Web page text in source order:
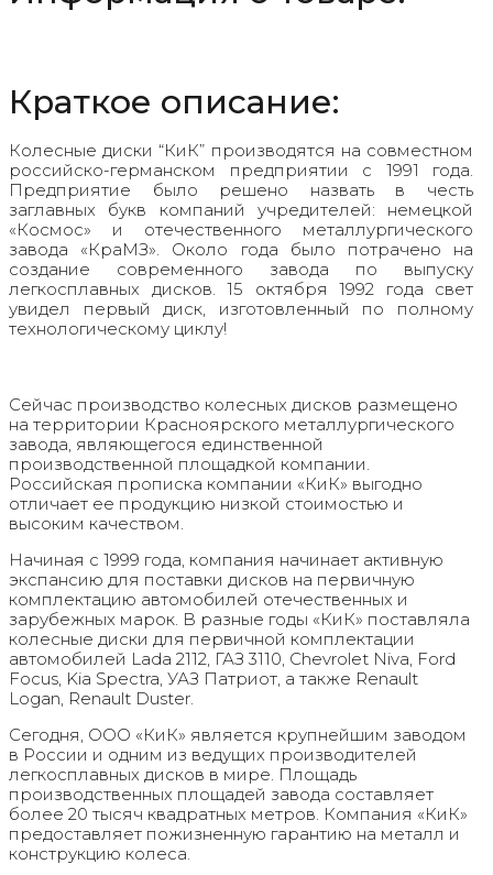
Краткое описание:
Колесные диски “КиК” производятся на совместном
российско-германском предприятии с 1991 года.
Предприятие было решено назвать в честь
заглавных букв компаний учредителей: немецкой
«Космос» и отечественного металлургического
завода «КраМЗ». Около года было потрачено на
создание современного завода по выпуску
легкосплавных дисков. 15 октября 1992 года свет
увидел первый диск, изготовленный по полному
технологическому циклу!
Сейчас производство колесных дисков размещено
на территории Красноярского металлургического
завода, являющегося единственной
производственной площадкой компании.
Российская прописка компании «КиК» выгодно
отличает ее продукцию низкой стоимостью и
высоким качеством.
Начиная с 1999 года, компания начинает активную
экспансию для поставки дисков на первичную
комплектацию автомобилей отечественных и
зарубежных марок. В разные годы «КиК» поставляла
колесные диски для первичной комплектации
автомобилей Lada 2112, ГАЗ 3110, Chevrolet Niva, Ford
Focus, Kia Spectra, УАЗ Патриот, а также Renault
Logan, Renault Duster.
Сегодня, ООО «КиК» является крупнейшим заводом
в России и одним из ведущих производителей
легкосплавных дисков в мире. Площадь
производственных площадей завода составляет
более 20 тысяч квадратных метров. Компания «КиК»
предоставляет пожизненную гарантию на металл и
конструкцию колеса.